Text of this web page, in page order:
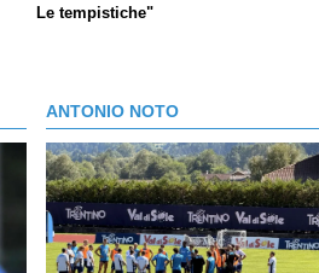
Le tempistiche"
ANTONIO NOTO